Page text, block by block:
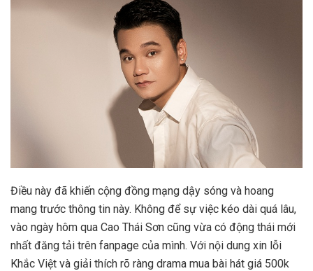
Điều này đã khiến cộng đồng mạng dậy sóng và hoang
mang trước thông tin này. Không để sự việc kéo dài quá lâu,
vào ngày hôm qua Cao Thái Sơn cũng vừa có động thái mới
nhất đăng tải trên fanpage của mình. Với nội dung xin lỗi
Khắc Việt và giải thích rõ ràng drama mua bài hát giá 500k